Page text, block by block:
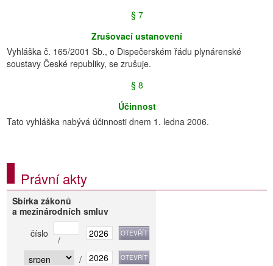
§ 7
Zrušovací ustanovení
Vyhláška č. 165/2001 Sb., o Dispečerském řádu plynárenské
soustavy České republiky, se zrušuje.
§ 8
Účinnost
Tato vyhláška nabývá účinnosti dnem 1. ledna 2006.
Právní akty
Sbírka zákonů
a mezinárodních smluv
číslo
/
/